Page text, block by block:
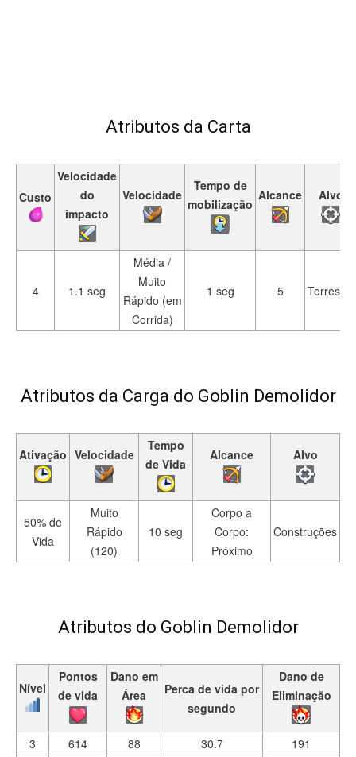
Atributos da Carta
Custo
Velocidade
do
impacto
Velocidade
Tempo de
mobilização
Alcance Alvo
4 1.1 seg
Média /
Muito
Rápido (em
Corrida)
1 seg 5 Terrestre
Atributos da Carga do Goblin Demolidor
Ativação Velocidade
Tempo
de Vida
Alcance Alvo
50% de
Vida
Muito
Rápido
(120)
10 seg
Corpo a
Corpo:
Próximo
Construções
Atributos do Goblin Demolidor
Nível
Pontos
de vida
Dano em
Área
Perca de vida por
segundo
Dano de
Eliminação
3 614 88 30.7
191